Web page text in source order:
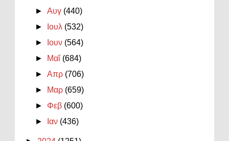
►Αυγ (440)
►
Ιουλ (532)
►
Ιουν (564)
►
Μαΐ (684)
►Απρ (706)
►
Μαρ (659)
► Φεβ (600)
►
Ιαν (436)